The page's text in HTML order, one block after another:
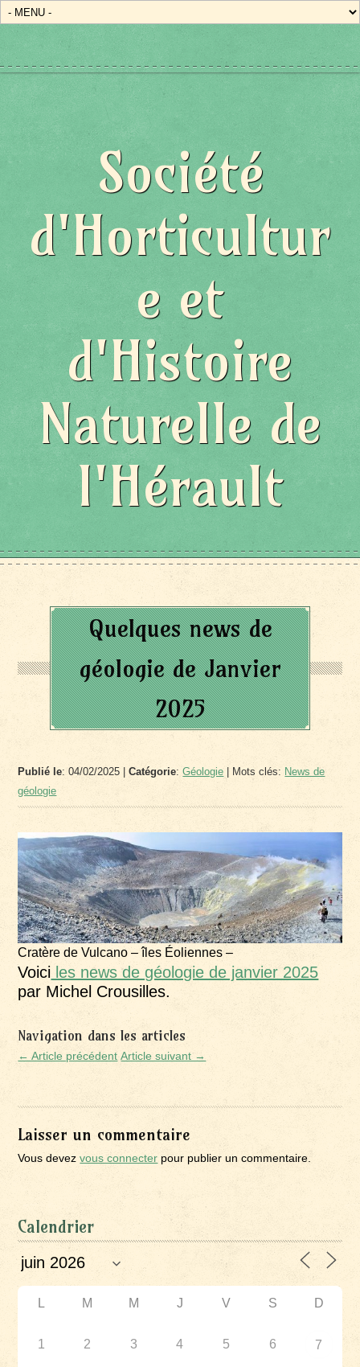
Société
d'Horticultur
e et
d'Histoire
Naturelle de
l'Hérault
Quelques news de
géologie de Janvier
2025
Publié le: 04/02/2025 |Catégorie:Géologie | Mots clés: News de
géologie
Cratère de Vulcano – îles Éoliennes –
Voici les news de géologie de janvier 2025
par Michel Crousilles.
Navigation dans les articles
← Article précédent Article suivant →
Laisser un commentaire
Vous devezvous connecter pour publier un commentaire.
Calendrier
L M M J V S D
1 2 3 4 5 6 7